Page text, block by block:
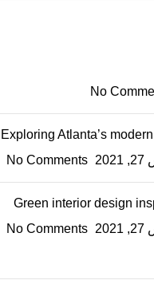
No
Exploring Atlanta’s
No Comments
Green interior design
No Comments